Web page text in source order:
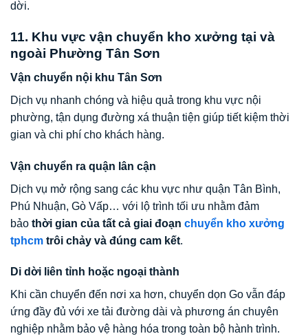
dời.
11. Khu vực vận chuyển kho xưởng tại và
ngoài Phường Tân Sơn
Vận chuyển nội khu Tân Sơn
Dịch vụ nhanh chóng và hiệu quả trong khu vực nội
phường, tận dụng đường xá thuận tiện giúp tiết kiệm thời
gian và chi phí cho khách hàng.
Vận chuyển ra quận lân cận
Dịch vụ mở rộng sang các khu vực như quận Tân Bình,
Phú Nhuận, Gò Vấp… với lộ trình tối ưu nhằm đảm
bảo thời gian của tất cả giai đoạn chuyển kho xưởng
tphcm trôi chảy và đúng cam kết.
Di dời liên tỉnh hoặc ngoại thành
Khi cần chuyển đến nơi xa hơn, chuyển dọn Go vẫn đáp
ứng đầy đủ với xe tải đường dài và phương án chuyên
nghiệp nhằm bảo vệ hàng hóa trong toàn bộ hành trình.